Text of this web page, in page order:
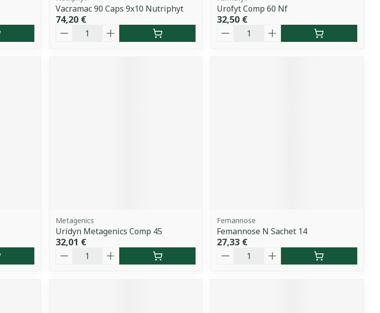
Vacramac 90 Caps 9x10 Nutriphyt
74,20 €
Quantité
Urofyt Comp 60 Nf
32,50 €
Quantité
Metagenics
Uridyn Metagenics Comp 45
32,01 €
Quantité
Femannose
Femannose N Sachet 14
27,33 €
Quantité